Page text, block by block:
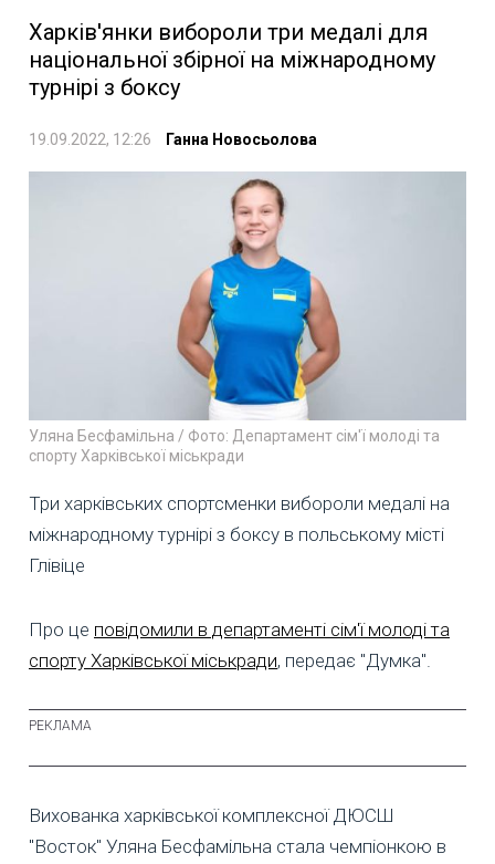
Харків'янки вибороли три медалі для
національної збірної на міжнародному
турнірі з боксу
19.09.2022, 12:26 Ганна Новосьолова
Уляна Бесфамільна / Фото: Департамент сім'ї молоді та
спорту Харківської міськради
Три харківських спортсменки вибороли медалі на
міжнародному турнірі з боксу в польському місті
Глівіце
Про це повідомили в департаменті сім'ї молоді та
спорту Харківської міськради, передає "Думка".
Вихованка харківської комплексної ДЮСШ
"Восток" Уляна Бесфамільна стала чемпіонкою в